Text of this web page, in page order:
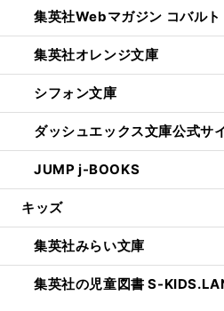
集英社Webマガジン コバルト
集英社オレンジ文庫
シフォン文庫
ダッシュエックス文庫公式サ
JUMP j-BOOKS
キッズ
集英社みらい文庫
集英社の児童図書 S-